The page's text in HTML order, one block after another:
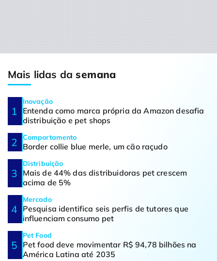
Mais lidas dasemana
Inovação
Entenda como marca própria da Amazon desafia
distribuição e pet shops
Comportamento
Border collie blue merle, um cão raçudo
Distribuição
Mais de 44% das distribuidoras pet crescem
acima de 5%
Mercado
Pesquisa identifica seis perfis de tutores que
influenciam consumo pet
Pet Food
Pet food deve movimentar R$ 94,78 bilhões na
América Latina até 2035